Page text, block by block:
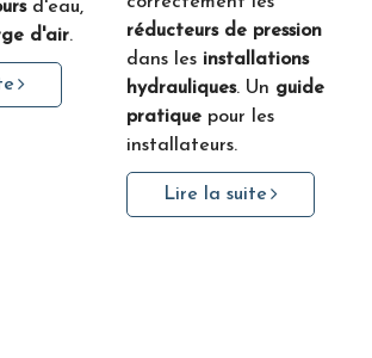
d'eau,
d'air.
réducteurs de pression
dans les installations
hydrauliques. Un guide
pratique pour les
installateurs.
Lire la suite